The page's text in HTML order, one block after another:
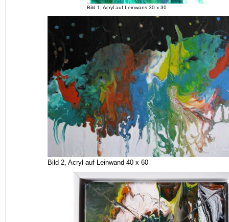
Bild 1, Acryl auf Leinwans 30 x 30
Bild 2, Acryl auf Leinwand 40 x 60